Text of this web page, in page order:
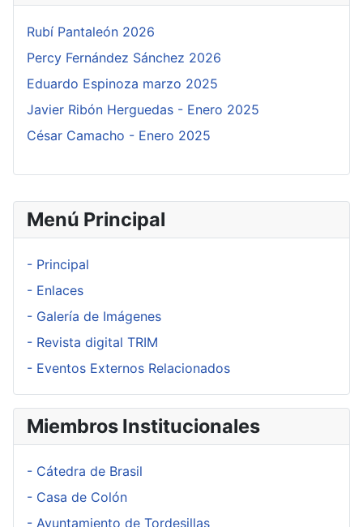
Menú Principal
- Principal
- Enlaces
- Galería de Imágenes
- Revista digital TRIM
- Eventos Externos Relacionados
Miembros Institucionales
- Cátedra de Brasil
- Casa de Colón
- Ayuntamiento de Tordesillas
Rubí Pantaleón 2026
Percy Fernández Sánchez 2026
Eduardo Espinoza marzo 2025
Javier Ribón Herguedas - Enero 2025
César Camacho - Enero 2025